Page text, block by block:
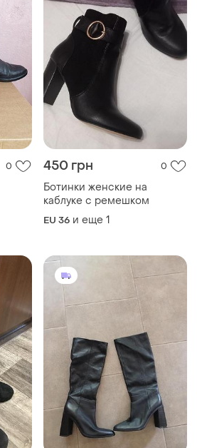
0 450 грн 0
Ботинки женские на
каблуке с ремешком
EU 36 и еще 1